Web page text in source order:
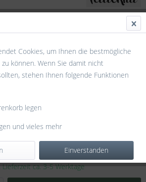
ca. 3-5 Werktage
Cookies, um Ihnen die bestmögliche
können. Wenn Sie damit nicht
stehen Ihnen folgende Funktionen
legen
und vieles mehr
Einverstanden